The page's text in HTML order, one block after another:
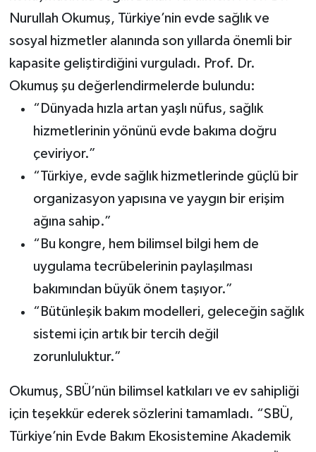
Nurullah Okumuş, Türkiye’nin evde sağlık ve
sosyal hizmetler alanında son yıllarda önemli bir
kapasite geliştirdiğini vurguladı. Prof. Dr.
Okumuş şu değerlendirmelerde bulundu:
“Dünyada hızla artan yaşlı nüfus, sağlık
hizmetlerinin yönünü evde bakıma doğru
çeviriyor.”
“Türkiye, evde sağlık hizmetlerinde güçlü bir
organizasyon yapısına ve yaygın bir erişim
ağına sahip.”
“Bu kongre, hem bilimsel bilgi hem de
uygulama tecrübelerinin paylaşılması
bakımından büyük önem taşıyor.”
“Bütünleşik bakım modelleri, geleceğin sağlık
sistemi için artık bir tercih değil
zorunluluktur.”
Okumuş, SBÜ’nün bilimsel katkıları ve ev sahipliği
için teşekkür ederek sözlerini tamamladı. “SBÜ,
Türkiye’nin Evde Bakım Ekosistemine Akademik